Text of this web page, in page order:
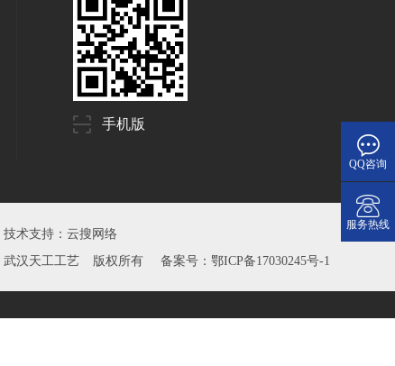
手机版
技术支持： 云搜网络
武汉天工工艺
版权所有 备案号： 鄂ICP备17030245号-1
QQ咨询
服务热线